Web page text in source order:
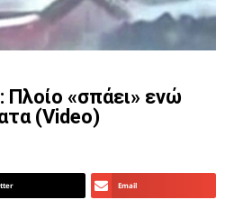
Πλοίο «σπάει» ενώ
(Video)
Email